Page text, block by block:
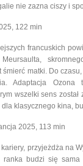
nie zazna ciszy i
122 min
francuskich
matki. Do
Adaptacja
wszelki sens
klasycznego kina,
2025, 113 min
przyjeżdża na
ranka budzi się